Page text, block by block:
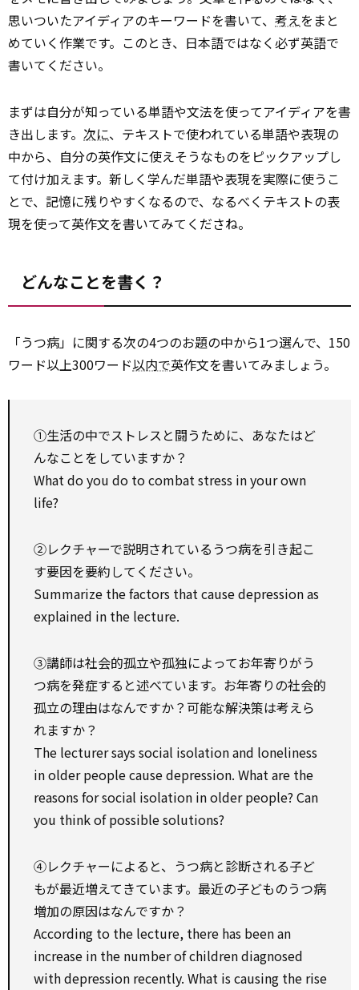
思いついたアイディアのキーワードを書いて、 考えをまと
めていく作業です。このとき、日本語ではなく必ず英語で
書いてください。
まずは自分が知っている単語や文法を使ってアイディアを書
き出します。 次に、テキストで使われている単語や表現の
中から、自分の英作文に使えそうなものをピックアップし
て付け加えます。新しく学んだ単語や表現を実際に使うこ
とで、記憶に残りやすくなるので、なるべくテキストの表
現を使って英作文を書いてみてくださね。
どんなことを書く？
「うつ病」に関する次の4つのお題の中から1つ選んで、150
ワード以上300ワード以内で英作文を書いてみましょう。
①生活の中でストレスと闘うために、あなたはど
んなことをしていますか？
What do you do to combat stress in your own
life?
②レクチャーで説明されているうつ病を引き起こ
す要因を要約してください。
Summarize the factors that cause depression as
explained in the lecture.
③講師は社会的孤立や孤独によってお年寄りがう
つ病を発症すると述べています。お年寄りの社会的
孤立の理由はなんですか？可能な解決策は考えら
れますか？
The lecturer says social isolation and loneliness
in older people cause depression. What are the
reasons for social isolation in older people? Can
you think of possible solutions?
④レクチャーによると、うつ病と診断される子ど
もが最近増えてきています。最近の子どものうつ病
増加の原因はなんですか？
According to the lecture, there has been an
increase in the number of children diagnosed
with depression recently. What is causing the rise